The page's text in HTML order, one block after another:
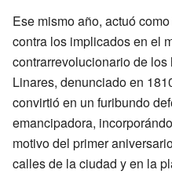
Ese mismo año, actuó
contra los implicados en el
contrarrevolucionario de
Linares, denunciado en
convirtió en un furibundo
emancipadora,
motivo del primer
calles de la ciudad y en la